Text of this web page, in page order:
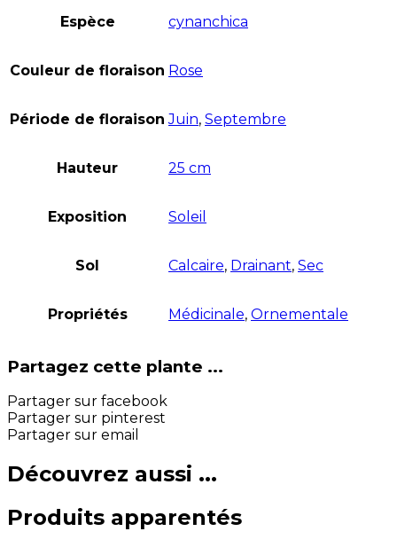
Espèce cynanchica
Couleur de floraison Rose
Période de floraison Juin, Septembre
Hauteur 25 cm
Exposition Soleil
Sol Calcaire, Drainant, Sec
Propriétés Médicinale, Ornementale
Partagez cette plante ...
Partager sur facebook
Partager sur pinterest
Partager sur email
Découvrez aussi ...
Produits apparentés